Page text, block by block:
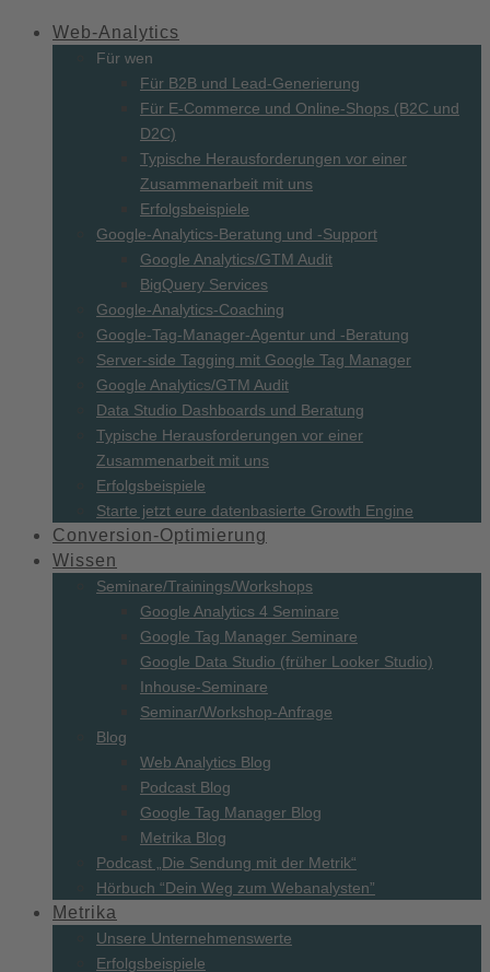
Web-Analytics
Für wen
Für B2B und Lead-Generierung
Für E-Commerce und Online-Shops (B2C und
D2C)
Typische Herausforderungen vor einer
Zusammenarbeit mit uns
Erfolgsbeispiele
Google-Analytics-Beratung und -Support
Google Analytics/GTM Audit
BigQuery Services
Google-Analytics-Coaching
Google-Tag-Manager-Agentur und -Beratung
Server-side Tagging mit Google Tag Manager
Google Analytics/GTM Audit
Data Studio Dashboards und Beratung
Typische Herausforderungen vor einer
Zusammenarbeit mit uns
Erfolgsbeispiele
Starte jetzt eure datenbasierte Growth Engine
Conversion-Optimierung
Wissen
Seminare/Trainings/Workshops
Google Analytics 4 Seminare
Google Tag Manager Seminare
Google Data Studio (früher Looker Studio)
Inhouse-Seminare
Seminar/Workshop-Anfrage
Blog
Web Analytics Blog
Podcast Blog
Google Tag Manager Blog
Metrika Blog
Podcast „Die Sendung mit der Metrik“
Hörbuch “Dein Weg zum Webanalysten”
Metrika
Unsere Unternehmenswerte
Erfolgsbeispiele